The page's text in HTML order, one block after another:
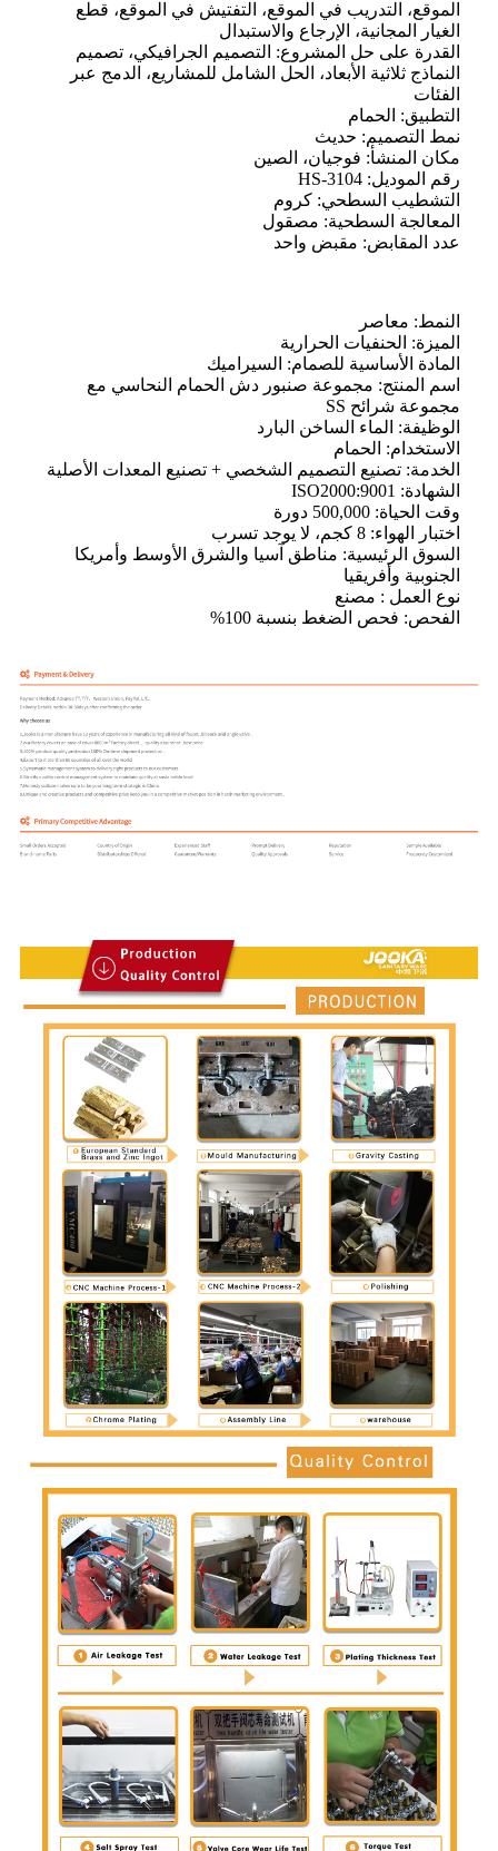
الموقع، التدريب في الموقع، التفتيش في الموقع، قطع
الغيار المجانية، الإرجاع والاستبدال
القدرة على حل المشروع: التصميم الجرافيكي، تصميم
النماذج ثلاثية الأبعاد، الحل الشامل للمشاريع، الدمج عبر
الفئات
التطبيق: الحمام
نمط التصميم: حديث
مكان المنشأ: فوجيان، الصين
رقم الموديل: HS-3104
التشطيب السطحي: كروم
المعالجة السطحية: مصقول
عدد المقابض: مقبض واحد
النمط: معاصر
الميزة: الحنفيات الحرارية
المادة الأساسية للصمام: السيراميك
اسم المنتج: مجموعة صنبور دش الحمام النحاسي مع
مجموعة شرائح SS
الوظيفة: الماء الساخن البارد
الاستخدام: الحمام
الخدمة: تصنيع التصميم الشخصي + تصنيع المعدات الأصلية
الشهادة: ISO2000:9001
وقت الحياة: 500,000 دورة
اختبار الهواء: 8 كجم، لا يوجد تسرب
السوق الرئيسية: مناطق آسيا والشرق الأوسط وأمريكا
الجنوبية وأفريقيا
نوع العمل : مصنع
الفحص: فحص الضغط بنسبة 100%